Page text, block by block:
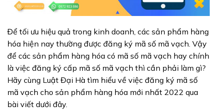
Để tối ưu hiệu quả trong kinh doanh, các sản phẩm hàng
hóa hiện nay thường được đăng ký mã số mã vạch. Vậy
để các sản phẩm hàng hóa có mã số mã vạch hay chính
là việc đăng ký cấp mã số mã vạch thì cần phải làm gì?
Hãy cùng Luật Đại Hà tìm hiểu về việc đăng ký mã số
mã vạch cho sản phẩm hàng hóa mới nhất 2022 qua
bài viết dưới đây.